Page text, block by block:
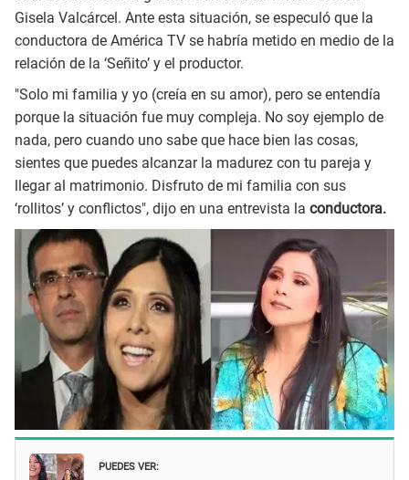
Gisela Valcárcel. Ante esta situación, se especuló que la
conductora de América TV se habría metido en medio de la
relación de la ‘Señito’ y el productor.
"Solo mi familia y yo (creía en su amor), pero se entendía
porque la situación fue muy compleja. No soy ejemplo de
nada, pero cuando uno sabe que hace bien las cosas,
sientes que puedes alcanzar la madurez con tu pareja y
llegar al matrimonio. Disfruto de mi familia con sus
‘rollitos’ y conflictos", dijo en una entrevista la conductora.
PUEDES VER: